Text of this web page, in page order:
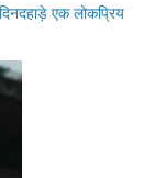
एक लोकप्रिय